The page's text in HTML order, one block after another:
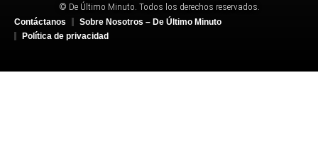
© De Último Minuto. Todos los derechos reservados.
Contáctanos
Sobre Nosotros – De Último Minuto
Política de privacidad